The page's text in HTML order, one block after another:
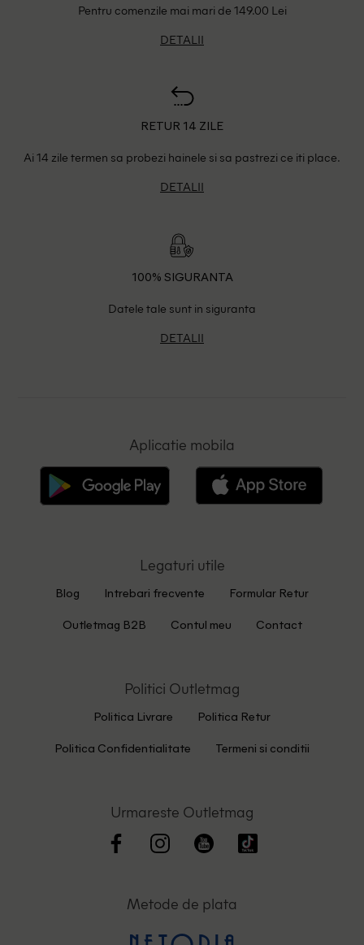
Pentru comenzile mai mari de 149.00 Lei
DETALII
RETUR 14 ZILE
Ai 14 zile termen sa probezi hainele si sa pastrezi ce iti place.
DETALII
100% SIGURANTA
Datele tale sunt in siguranta
DETALII
Aplicatie mobila
Legaturi utile
Blog Intrebari frecvente Formular Retur
Outletmag B2B Contul meu Contact
Politici Outletmag
Politica Livrare Politica Retur
Politica Confidentialitate Termeni si conditii
Urmareste Outletmag
Metode de plata